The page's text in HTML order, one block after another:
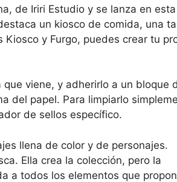
de Iriri Estudio y se lanza en esta
un kiosco de comida, una
y Furgo, puedes crear tu
viene, y adherirlo a un bloque
del papel. Para limpiarlo
de sellos específico.
llena de color y de personajes.
Ella crea la colección, pero la
a todos los elementos que